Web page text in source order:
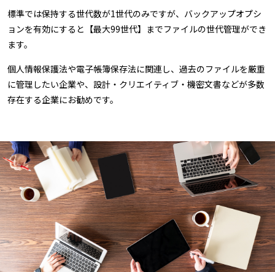
標準では保持する世代数が1世代のみですが、バックアップオプシ
ョンを有効にすると【最大99世代】までファイルの世代管理ができ
ます。
個人情報保護法や電子帳簿保存法に関連し、過去のファイルを厳重
に管理したい企業や、設計・クリエイティブ・機密文書などが多数
存在する企業にお勧めです。